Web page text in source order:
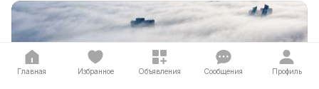
Главная Избранное Объявления Сообщения Профиль